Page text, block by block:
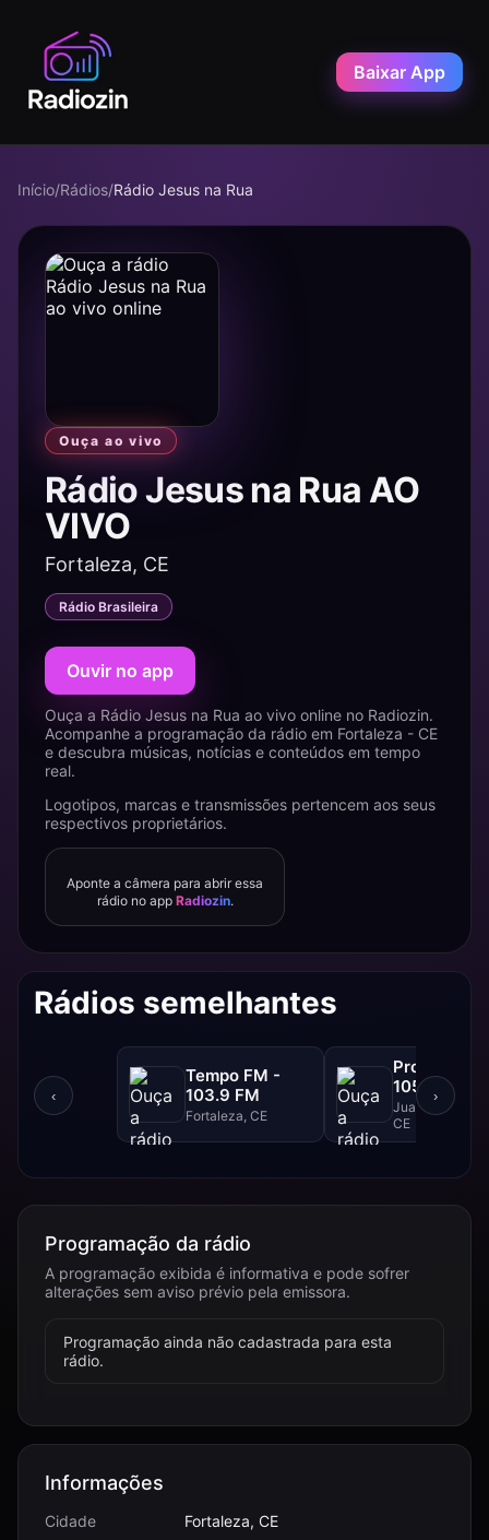
Baixar App
Início/Rádios/Rádio Jesus na Rua
Ouça ao vivo
Rádio Jesus na Rua AO
VIVO
Fortaleza, CE
Rádio Brasileira
Ouvir no app
Ouça a Rádio Jesus na Rua ao vivo online no Radiozin.
Acompanhe a programação da rádio em Fortaleza - CE
e descubra músicas, notícias e conteúdos em tempo
real.
Logotipos, marcas e transmissões pertencem aos seus
respectivos proprietários.
Aponte a câmera para abrir essa
rádio no app Radiozin.
Rádios semelhantes
‹
Tempo FM -
103.9 FM
Fortaleza, CE
Progresso
105.1 FM
Juazeiro Do
CE
›
Programação da rádio
A programação exibida é informativa e pode sofrer
alterações sem aviso prévio pela emissora.
Programação ainda não cadastrada para esta
rádio.
Informações
Cidade
Fortaleza, CE